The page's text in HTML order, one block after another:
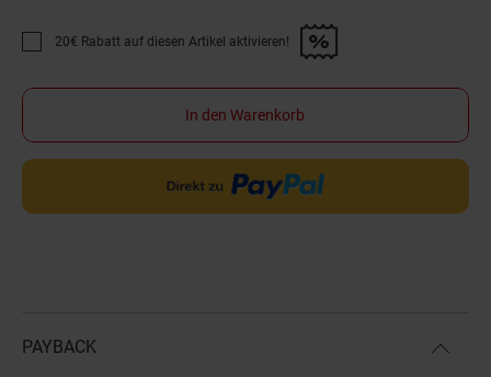
Promotion "20€ Rabatt auf diesen Artikel aktivieren!" anwenden
20€ Rabatt auf diesen Artikel aktivieren!
In den Warenkorb
PAYBACK